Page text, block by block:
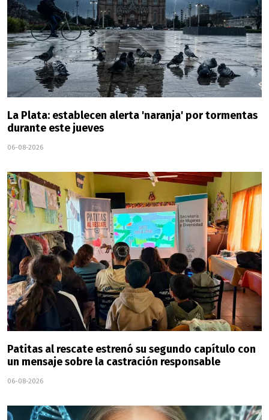
La Plata: establecen alerta 'naranja' por tormentas
durante este jueves
06-08-2026
Patitas al rescate estrenó su segundo capítulo con
un mensaje sobre la castración responsable
06-08-2026